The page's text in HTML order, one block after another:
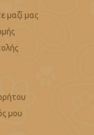
μαζί μας
μου